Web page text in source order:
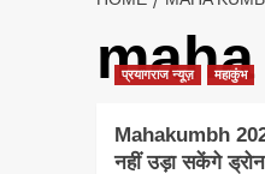
प्रयागराज न्यूज़ महाकुंभ
Mahakumbh
नहीं उड़ा सकेंगे